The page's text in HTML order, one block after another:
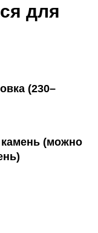
для
(230–
(можно